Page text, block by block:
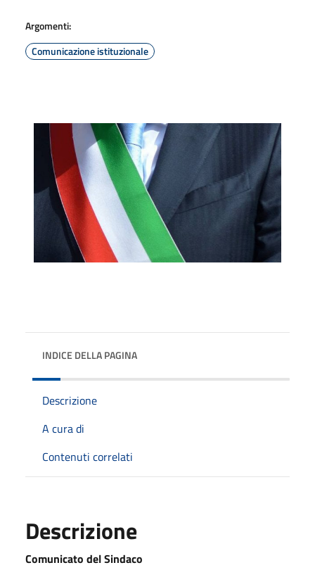
Argomenti:
Comunicazione istituzionale
INDICE DELLA PAGINA
Descrizione
A cura di
Contenuti correlati
Descrizione
Comunicato del Sindaco